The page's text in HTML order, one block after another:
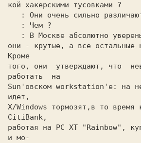
кой хакерскими тусовками ?
: Они очень сильно
: Чем ?
: В Москве абсолютно
они - крутые, а все остальные
Кроме
того, они  утверждают, что
работать  на
Sun'овском workstation'е: на
идет,
X/Windows тормозят,в то время
CitiBank,
работая на PC XT "Rainbow",
и мо-